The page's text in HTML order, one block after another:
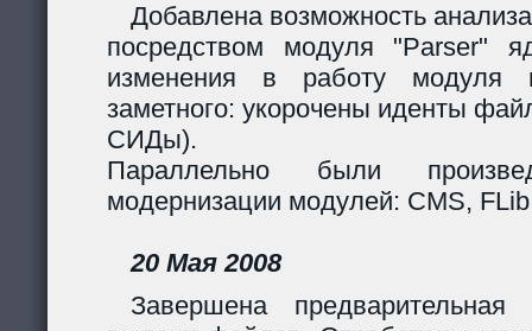
Добавлена возможность
посредством модуля "Parser"
изменения в работу модуля
заметного: укорочены иденты
СИДы).
Параллельно были
модернизации модулей: CMS,
20 Мая 2008
Завершена предварительная